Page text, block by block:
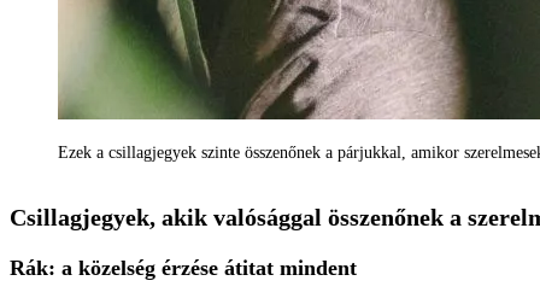
Ezek a csillagjegyek szinte összenőnek a párjukkal, amikor
Csillagjegyek, akik valósággal összenőnek a
Rák: a közelség érzése átitat mindent